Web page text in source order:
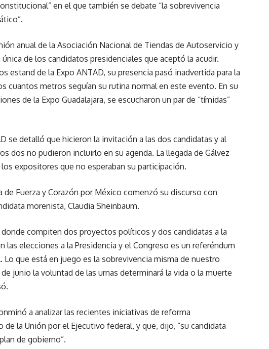
en el que también se debate “la sobrevivencia
anual de la Asociación Nacional de Tiendas de Autoservicio y
de los candidatos presidenciales que aceptó la acudir.
estand de la Expo ANTAD, su presencia pasó inadvertida para la
cuantos metros seguían su rutina normal en este evento. En su
de la Expo Guadalajara, se escucharon un par de “tímidas”
se detalló que hicieron la invitación a las dos candidatas y al
dos no pudieron incluirlo en su agenda. La llegada de Gálvez
expositores que no esperaban su participación.
de Fuerza y Corazón por México comenzó su discurso con
morenista, Claudia Sheinbaum.
compiten dos proyectos políticos y dos candidatas a la
las elecciones a la Presidencia y el Congreso es un referéndum
que está en juego es la sobrevivencia misma de nuestro
junio la voluntad de las urnas determinará la vida o la muerte
a analizar las recientes iniciativas de reforma
la Unión por el Ejecutivo federal, y que, dijo, “su candidata
de gobierno”.